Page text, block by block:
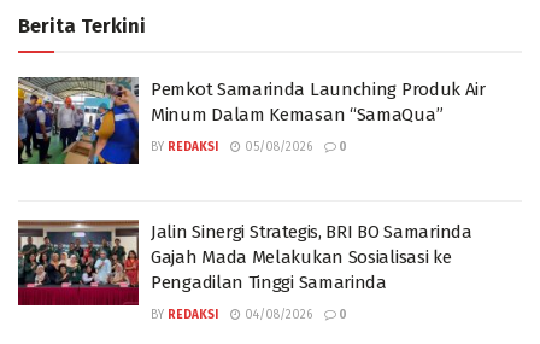
Berita Terkini
Pemkot Samarinda Launching Produk Air
Minum Dalam Kemasan “SamaQua”
BY REDAKSI 05/08/2026 0
Jalin Sinergi Strategis, BRI BO Samarinda
Gajah Mada Melakukan Sosialisasi ke
Pengadilan Tinggi Samarinda
BY REDAKSI 04/08/2026 0